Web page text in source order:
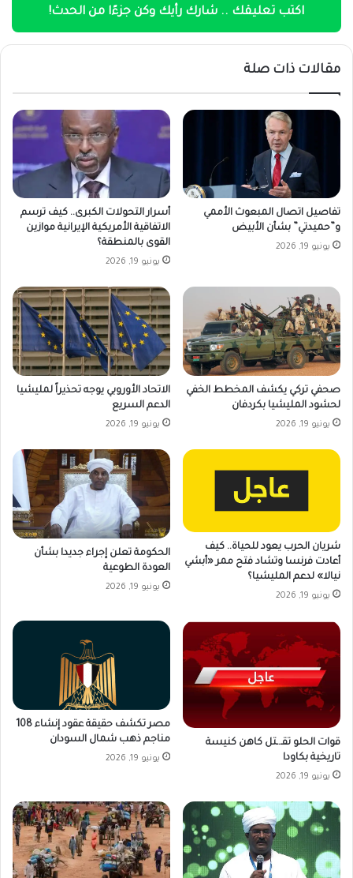
اكتب تعليقك .. شارك رأيك وكن جزءًا من الحدث!
مقالات ذات صلة
تفاصيل اتصال المبعوث الأممي
و”حميدتي” بشأن الأبيض
يونيو 19, 2026
أسرار التحولات الكبرى.. كيف ترسم
الاتفاقية الأمريكية الإيرانية موازين
القوى بالمنطقة؟
يونيو 19, 2026
صحفي تركي يكشف المخطط الخفي
لحشود المليشيا بكردفان
يونيو 19, 2026
الاتحاد الأوروبي يوجه تحذيراً لمليشيا
الدعم السريع
يونيو 19, 2026
شريان الحرب يعود للحياة.. كيف
أعادت فرنسا وتشاد فتح ممر «أبشي
نيالا» لدعم المليشيا؟
يونيو 19, 2026
الحكومة تعلن إجراء جديدا بشأن
العودة الطوعية
يونيو 19, 2026
قوات الحلو تقـ.ـتل كاهن كنيسة
تاريخية بكاودا
يونيو 19, 2026
مصر تكشف حقيقة عقود إنشاء 108
مناجم ذهب شمال السودان
يونيو 19, 2026